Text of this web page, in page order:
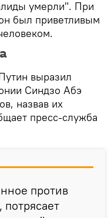
умерли". При
был приветливым
выразил
Синдзо Абэ
назвав их
пресс-служба
против